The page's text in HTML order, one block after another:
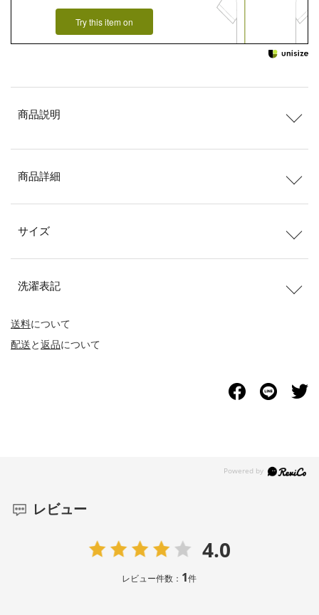
Try this item on
送料について
配送と返品について
商品説明
商品詳細
サイズ
洗濯表記
レビュー
4.0
レビュー件数： 1件